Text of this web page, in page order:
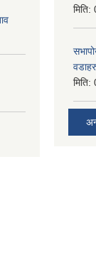
मिति:
मिति: